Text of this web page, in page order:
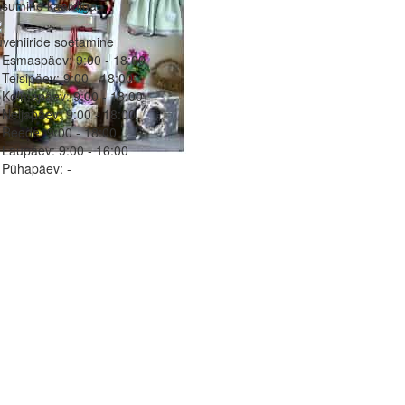
kaardiga
soetamine
Esmaspäev:9:00 - 18:00
Teisipäev:9:00 - 18:00
Kolmapäev:9:00 - 18:00
Neljapäev:9:00 - 18:00
Reede:9:00 - 18:00
Laupäev:9:00 - 16:00
Pühapäev: -